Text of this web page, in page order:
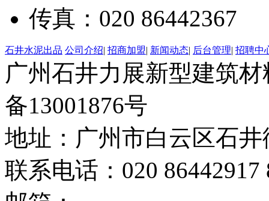
传真：020 86442367
石井水泥出品 公司介绍| 招商加盟| 新闻动态| 后台管理| 招聘中
广州石井力展新型建筑
备13001876号
地址：广州市白云区石井
联系电话：020 86442917